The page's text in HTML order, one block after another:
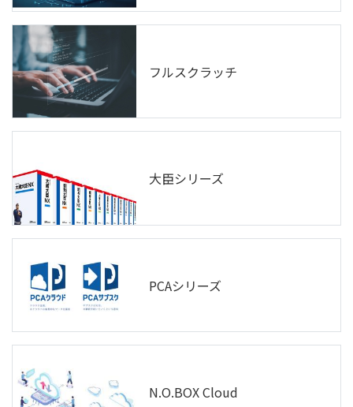
フルスクラッチ
大臣シリーズ
PCAシリーズ
N.O.BOX Cloud